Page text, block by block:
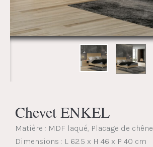
Chevet ENKEL
Matière : MDF laqué, Placage de chêne
Dimensions : L 62.5 x H 46 x P 40 cm